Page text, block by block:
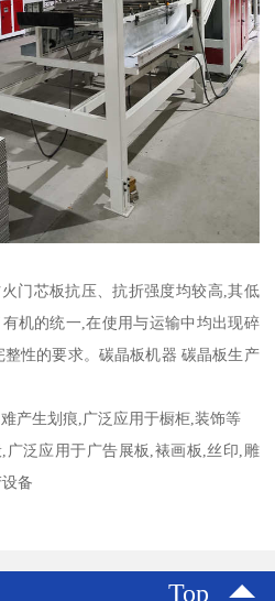
门芯板抗压、抗折强度均较高,其低
机的统一,在使用与运输中均出现碎
性的要求。碳晶板机器 碳晶板生产
产生划痕,广泛应用于橱柜,装饰等
广泛应用于广告展板,裱画板,丝印,雕
备
Top